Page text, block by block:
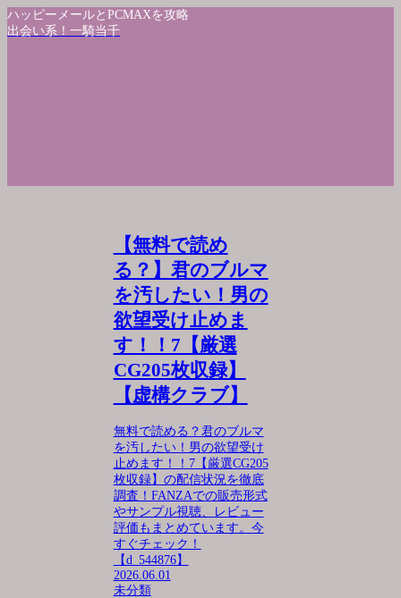
ハッピーメールとPCMAXを攻略
出会い系！一騎当千
【無料で読め
る？】君のブルマ
を汚したい！男の
欲望受け止めま
す！！7【厳選
CG205枚収録】
【虚構クラブ】
無料で読める？君のブルマ
を汚したい！男の欲望受け
止めます！！7【厳選CG205
枚収録】の配信状況を徹底
調査！FANZAでの販売形式
やサンプル視聴、レビュー
評価もまとめています。今
すぐチェック！
【d_544876】
2026.06.01
未分類